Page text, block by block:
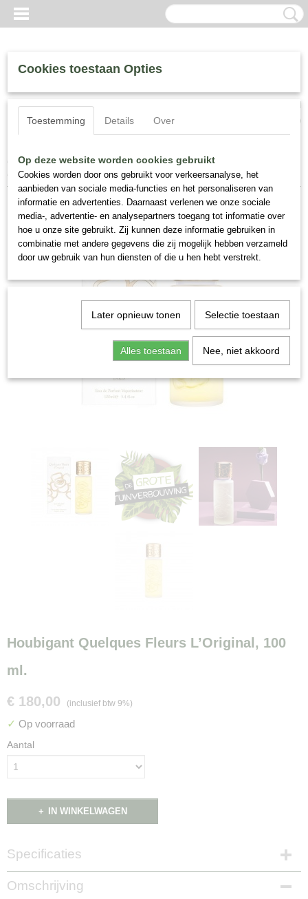
Inloggen Registreren
(0)
Home >Houbigant, Fragrance>Houbigant Quelques Fleurs
L’Original, 100 ml.
Houbigant Quelques Fleurs L’Original, 100
ml.
€ 180,00 (inclusief btw 9%)
✓ Op voorraad
Aantal
IN WINKELWAGEN
Specificaties
Productcode
NG16029
Omschrijving
Cookies toestaan Opties
Toestemming Details Over
Op deze website worden cookies gebruikt
Cookies worden door ons gebruikt voor verkeersanalyse, het
aanbieden van sociale media-functies en het personaliseren van
informatie en advertenties. Daarnaast verlenen we onze sociale
media-, advertentie- en analysepartners toegang tot informatie over
hoe u onze site gebruikt. Zij kunnen deze informatie gebruiken in
combinatie met andere gegevens die zij mogelijk hebben verzameld
door uw gebruik van hun diensten of die u hen hebt verstrekt.
Later opnieuw tonen Selectie toestaan
Alles toestaan Nee, niet akkoord